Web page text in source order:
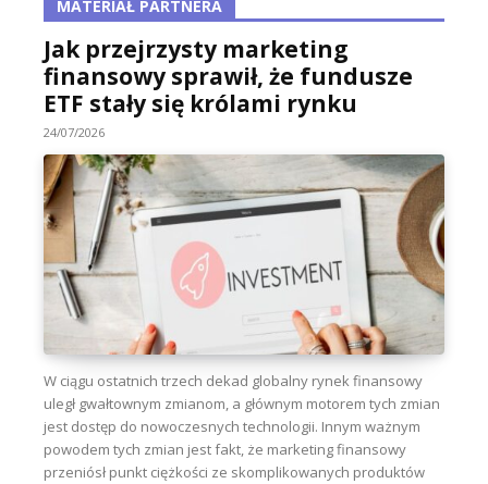
MATERIAŁ PARTNERA
Jak przejrzysty marketing
finansowy sprawił, że fundusze
ETF stały się królami rynku
24/07/2026
W ciągu ostatnich trzech dekad globalny rynek finansowy
uległ gwałtownym zmianom, a głównym motorem tych zmian
jest dostęp do nowoczesnych technologii. Innym ważnym
powodem tych zmian jest fakt, że marketing finansowy
przeniósł punkt ciężkości ze skomplikowanych produktów